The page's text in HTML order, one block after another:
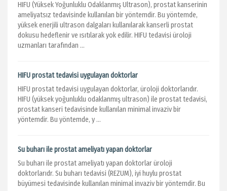
HIFU (Yüksek Yoğunluklu Odaklanmış Ultrason), prostat kanserinin
ameliyatsız tedavisinde kullanılan bir yöntemdir. Bu yöntemde,
yüksek enerjili ultrason dalgaları kullanılarak kanserli prostat
dokusu hedeflenir ve ısıtılarak yok edilir. HIFU tedavisi üroloji
uzmanları tarafından ...
HIFU prostat tedavisi uygulayan doktorlar
HIFU prostat tedavisi uygulayan doktorlar, üroloji doktorlarıdır.
HIFU (yüksek yoğunluklu odaklanmış ultrason) ile prostat tedavisi,
prostat kanseri tedavisinde kullanılan minimal invaziv bir
yöntemdir. Bu yöntemde, y ...
Su buharı ile prostat ameliyatı yapan doktorlar
Su buharı ile prostat ameliyatı yapan doktorlar üroloji
doktorlarıdr. Su buharı tedavisi (REZUM), iyi huylu prostat
büyümesi tedavisinde kullanılan minimal invaziv bir yöntemdir. Bu